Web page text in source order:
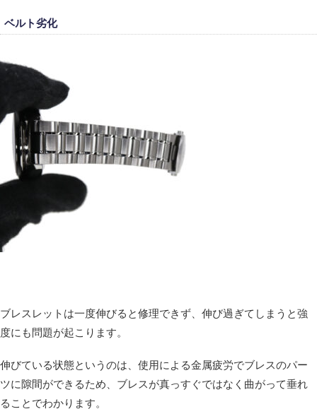
ベルト劣化
ブレスレットは一度伸びると修理できず、伸び過ぎてしまうと強
度にも問題が起こります。
伸びている状態というのは、使用による金属疲労でブレスのパー
ツに隙間ができるため、ブレスが真っすぐではなく曲がって垂れ
ることでわかります。